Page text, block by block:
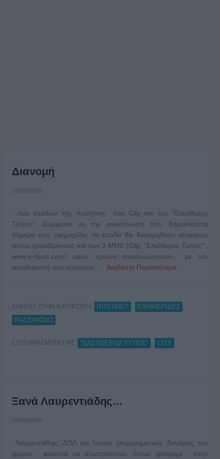
Διανομή
10/09/2009
...των εσόδων της πώλησης του City και του "Ελεύθερου
Τύπου". Σύμφωνα με την ανακοίνωση που δημοσιεύεται
σήμερα στις εφημερίδες τα έσοδα θα διανεμηθούν ισομερώς
στους εργαζόμενους και των 3 ΜΜΕ (City, "Ελεύθερος Τύπος" ,
www.e-tipos.com) αφού πρώτα επικοινωνήσουν με τον
εκκαθαριστή των εταιρειών. … Διαβάστε Περισσότερα...
ΑΝΗΚΕΙ ΣΤΗΝ ΚΑΤΗΓΟΡΙΑ: INTERNET ΕΦΗΜΕΡΙΔΕΣ
ΡΑΔΙΟΦΩΝΟ
ΕΠΙΣΗΜΑΣΜΕΝΟ ΜΕ: "ΕΛΕΥΘΕΡΟΣ ΤΥΠΟΣ" CITY
Ξανά Λαυρεντιάδης…
08/09/2009
Λαυρεντιάδης, ΔΟΛ και λοιπές επιχειρηματικές δυνάμεις του
χώρου , φαίνεται να συμπράττουν, όπως γράψαμε , στην